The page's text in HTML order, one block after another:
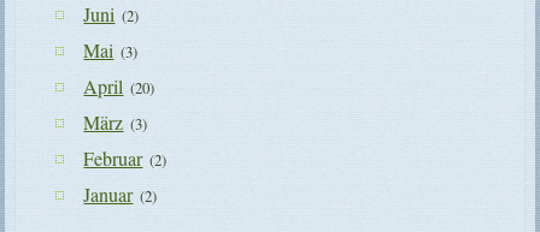
Juni (2)
Mai (3)
April (20)
März (3)
Februar (2)
Januar (2)